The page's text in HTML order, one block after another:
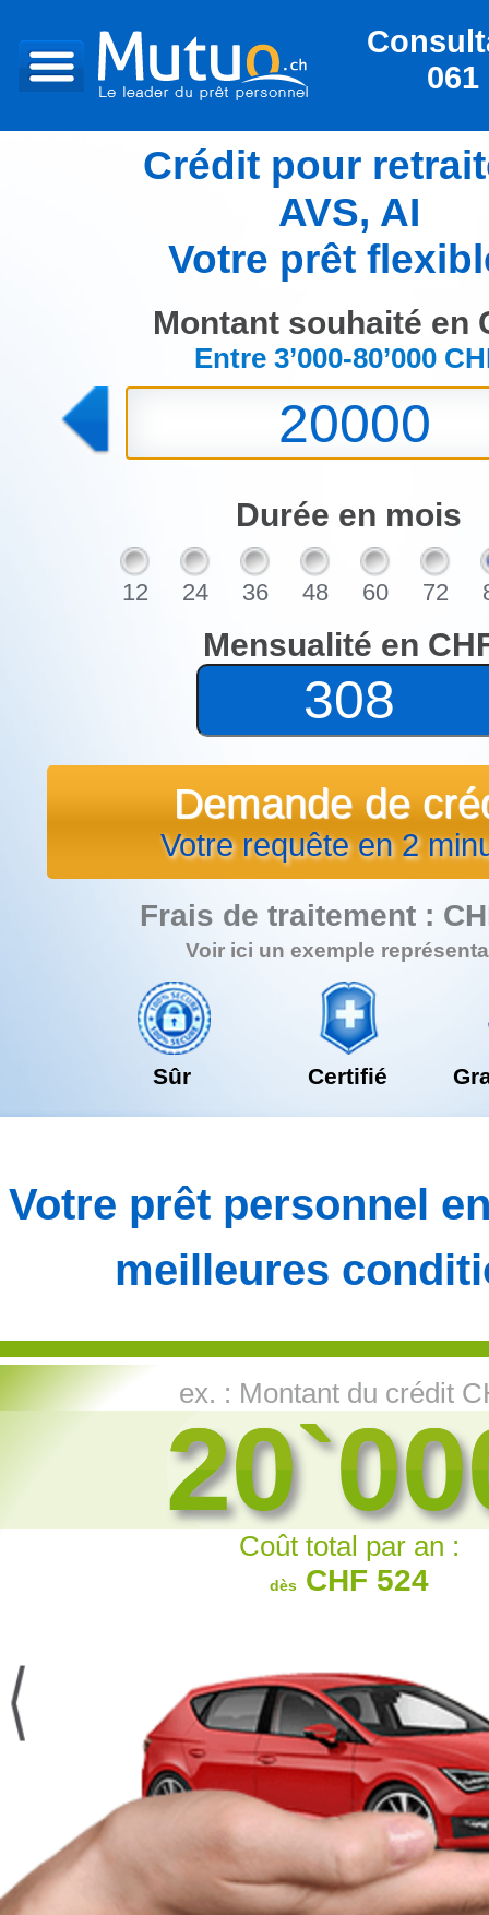
061
Crédit pour
AVS, AI
Votre prêt
Montant souhaité en
Entre 3’000-80’000
Durée en mois
12 24 36 48 60 72
Mensualité en
Demande de
Votre requête en 2
Frais de traitement :
Voir ici un exemple
Sûr Certifié
Votre prêt personnel
meilleures
ex. : Montant du crédit
Coût total par an :
dès CHF 524